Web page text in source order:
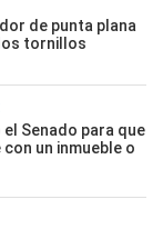
de punta plana
tornillos
Senado para que
un inmueble o